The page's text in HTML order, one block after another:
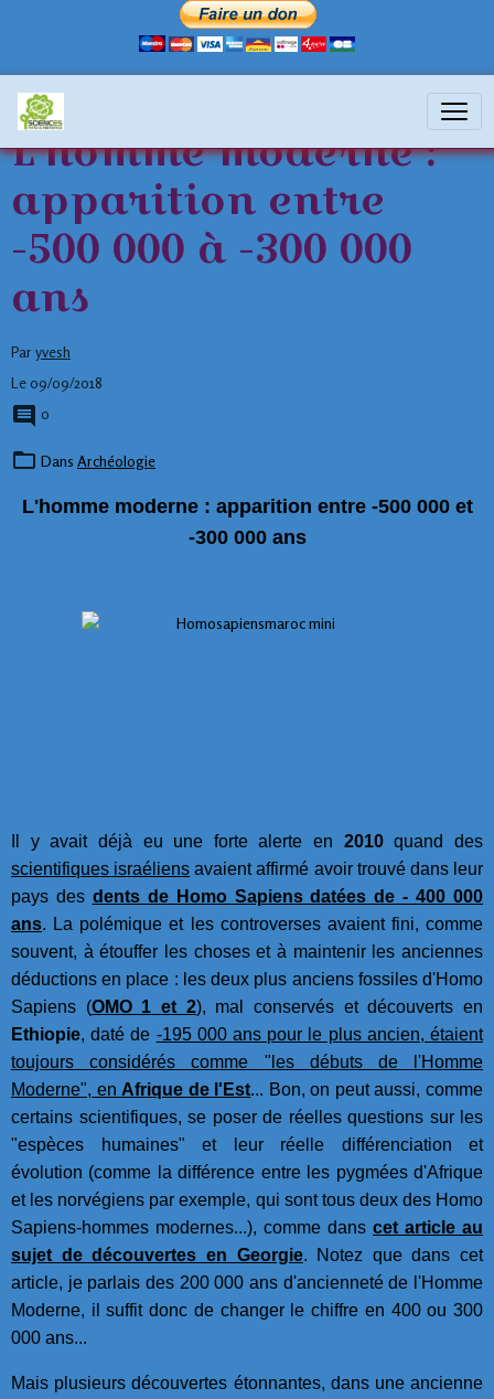
L'homme moderne :
apparition entre
-500 000 à -300 000
ans
Par yvesh
Le 09/09/2018
0
Dans Archéologie
L'homme moderne : apparition entre -500 000 et
-300 000 ans
Il y avait déjà eu une forte alerte en 2010quand des
scientifiques israéliens avaient affirmé avoir trouvé dans leur
pays des dents de Homo Sapiens datées de - 400 000
ans. La polémique et les controverses avaient fini, comme
souvent, à étouffer les choses et à maintenir les anciennes
déductions en place : les deux plus anciens fossiles d'Homo
Sapiens (OMO 1 et 2), mal conservés et découverts en
Ethiopie, daté de -195 000 ans pour le plus ancien, étaient
toujours considérés comme "les débuts de l'Homme
Moderne", en Afrique de l'Est... Bon, on peut aussi, comme
certains scientifiques, se poser de réelles questions sur les
"espèces humaines" et leur réelle différenciation et
évolution (comme la différence entre les pygmées d'Afrique
et les norvégiens par exemple, qui sont tous deux des Homo
Sapiens-hommes modernes...), comme dans cet article au
sujet de découvertes en Georgie. Notez que dans cet
article, je parlais des 200 000 ans d'ancienneté de l'Homme
Moderne, il suffit donc de changer le chiffre en 400 ou 300
000 ans...
Mais plusieurs découvertes étonnantes, dans une ancienne